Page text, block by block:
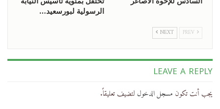
الرسولية لبورسعيد…
NEXT
LEAVE A REPLY
يجب أنت تكون مسجل الدخول لتضيف تعليقاً.